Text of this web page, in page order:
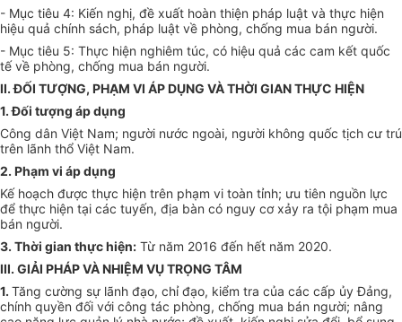
- Mục tiêu 4: Kiến nghị, đề xuất hoàn thiện pháp luật và thực hiện
hiệu quả chính sách, pháp luật về phòng, chống mua bán người.
- Mục tiêu 5: Thực hiện nghiêm túc, có hiệu quả các cam kết quốc
tếvề phòng, chống mua bán người.
II. ĐỐI TƯỢNG, PHẠM VI ÁP DỤNG VÀ THỜI GIAN THỰC HIỆN
1.Đối tượng áp dụng
Công dân Việt Nam; người nước ngoài, người không quốc tịch cư trú
trên lãnh thổ Việt Nam.
2. Phạm vi áp dụng
Kế hoạch được thực hiện trên phạm vi toàn tỉnh; ưu tiên nguồn lực
để thực hiện tại các tuyến, địa bàn có nguy cơ xảy ra tội phạm mua
bán người.
3. Thời gian thực hiện: Từ năm 2016 đến hết năm 2020.
III. GIẢI PHÁP VÀ NHIỆM VỤ TRỌNG TÂM
1. Tăng cường sự lãnh đạo, chỉ đạo, kiểm tra của các cấp ủyĐảng,
chính quyền đối với công tác phòng, chống mua bán người; nâng